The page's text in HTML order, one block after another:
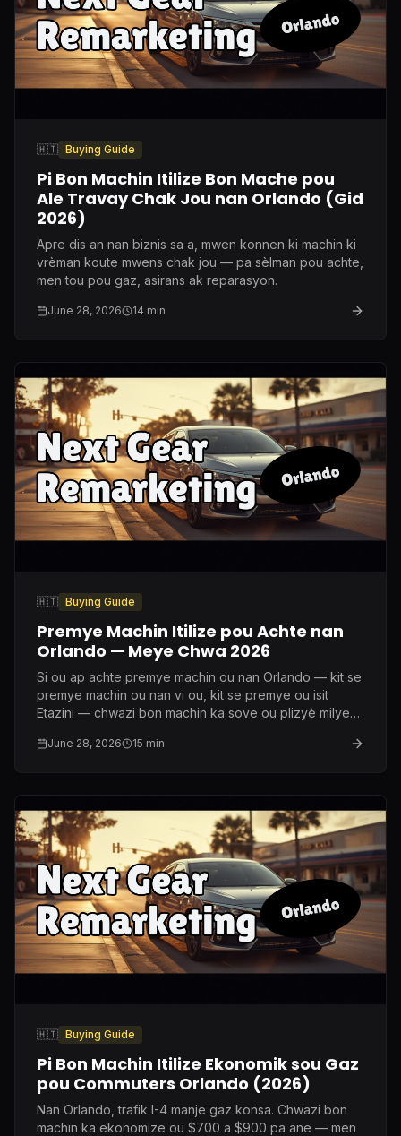
🇭🇹 Buying Guide
Pi Bon Machin Itilize Bon Mache pou
Ale Travay Chak Jou nan Orlando (Gid
2026)
Apre dis an nan biznis sa a, mwen konnen ki machin ki
vrèman koute mwens chak jou — pa sèlman pou achte,
men tou pou gaz, asirans ak reparasyon.
June 28, 2026 14 min
🇭🇹 Buying Guide
Premye Machin Itilize pou Achte nan
Orlando — Meye Chwa 2026
Si ou ap achte premye machin ou nan Orlando — kit se
premye machin ou nan vi ou, kit se premye ou isit
Etazini — chwazi bon machin ka sove ou plizyè milye
rekòmande vre apre dis lane nan metye sa a.
June 28, 2026 15 min
🇭🇹 Buying Guide
Pi Bon Machin Itilize Ekonomik sou Gaz
pou Commuters Orlando (2026)
Nan Orlando, trafik I-4 manje gaz konsa. Chwazi bon
machin ka ekonomize ou $700 a $900 pa ane — men